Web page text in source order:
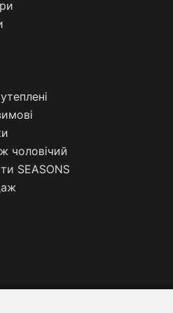
чоловічий
SEASONS